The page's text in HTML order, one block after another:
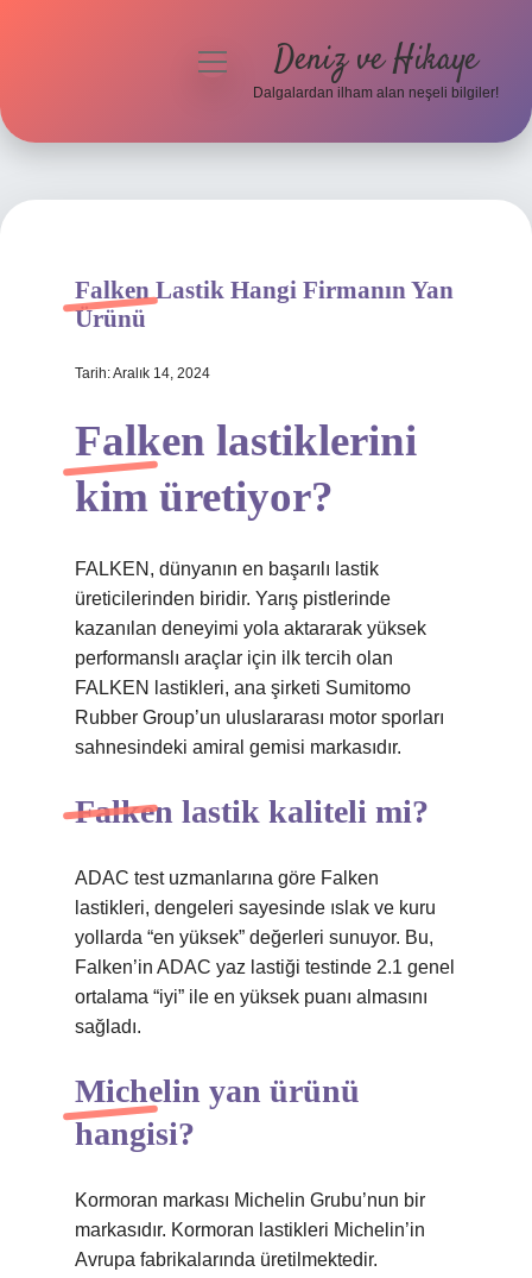
Hakkımızda
menüyü
Deniz ve Hikaye
Dalgalardan ilham alan neşeli bilgiler!
Falken Lastik Hangi Firmanın Yan
Ürünü
Tarih: Aralık 14, 2024
Falken lastiklerini
kim üretiyor?
FALKEN, dünyanın en başarılı lastik
üreticilerinden biridir. Yarış pistlerinde
kazanılan deneyimi yola aktararak yüksek
performanslı araçlar için ilk tercih olan
FALKEN lastikleri, ana şirketi Sumitomo
Rubber Group’un uluslararası motor sporları
sahnesindeki amiral gemisi markasıdır.
Falken lastik kaliteli mi?
ADAC test uzmanlarına göre Falken
lastikleri, dengeleri sayesinde ıslak ve kuru
yollarda “en yüksek” değerleri sunuyor. Bu,
Falken’in ADAC yaz lastiği testinde 2.1 genel
ortalama “iyi” ile en yüksek puanı almasını
sağladı.
Michelin yan ürünü
hangisi?
Kormoran markası Michelin Grubu’nun bir
markasıdır. Kormoran lastikleri Michelin’in
Avrupa fabrikalarında üretilmektedir.